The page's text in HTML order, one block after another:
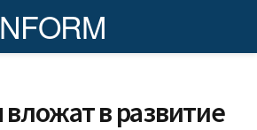
в развитие